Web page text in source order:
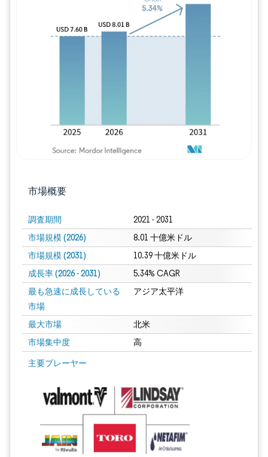
市場概要
調査期間 2021 - 2031
市場規模 (2026) 8.01 十億米ドル
市場規模 (2031) 10.39 十億米ドル
成長率 (2026 - 2031) 5.34% CAGR
最も急速に成長している
市場
アジア太平洋
最大市場 北米
市場集中度 高
主要プレーヤー
画像 © Mordor Intelligence。再利用にはCC BY 4.0の表示が必要です。